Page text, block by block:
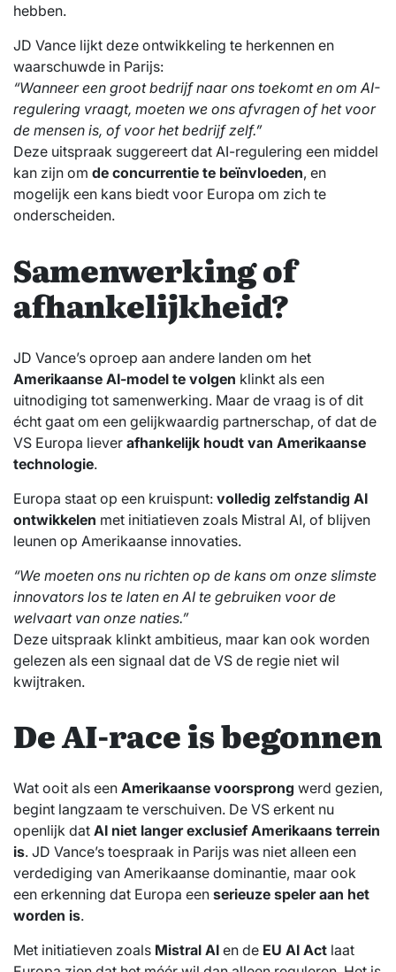
hebben.
JD Vance lijkt deze ontwikkeling te herkennen en
waarschuwde in Parijs:
“Wanneer een groot bedrijf naar ons toekomt en om AI-
regulering vraagt, moeten we ons afvragen of het voor
de mensen is, of voor het bedrijf zelf.”
Deze uitspraak suggereert dat AI-regulering een middel
kan zijn om de concurrentie te beïnvloeden, en
mogelijk een kans biedt voor Europa om zich te
onderscheiden.
Samenwerking of
afhankelijkheid?
JD Vance’s oproep aan andere landen om het
Amerikaanse AI-model te volgen klinkt als een
uitnodiging tot samenwerking. Maar de vraag is of dit
écht gaat om een gelijkwaardig partnerschap, of dat de
VS Europa liever afhankelijk houdt van Amerikaanse
technologie.
Europa staat op een kruispunt: volledig zelfstandig AI
ontwikkelen met initiatieven zoals Mistral AI, of blijven
leunen op Amerikaanse innovaties.
“We moeten ons nu richten op de kans om onze slimste
innovators los te laten en AI te gebruiken voor de
welvaart van onze naties.”
Deze uitspraak klinkt ambitieus, maar kan ook worden
gelezen als een signaal dat de VS de regie niet wil
kwijtraken.
De AI-race is begonnen
Wat ooit als een Amerikaanse voorsprong werd gezien,
begint langzaam te verschuiven. De VS erkent nu
openlijk dat AI niet langer exclusief Amerikaans terrein
is. JD Vance’s toespraak in Parijs was niet alleen een
verdediging van Amerikaanse dominantie, maar ook
een erkenning dat Europa een serieuze speler aan het
worden is.
Met initiatieven zoals Mistral AI en de EU AI Act laat